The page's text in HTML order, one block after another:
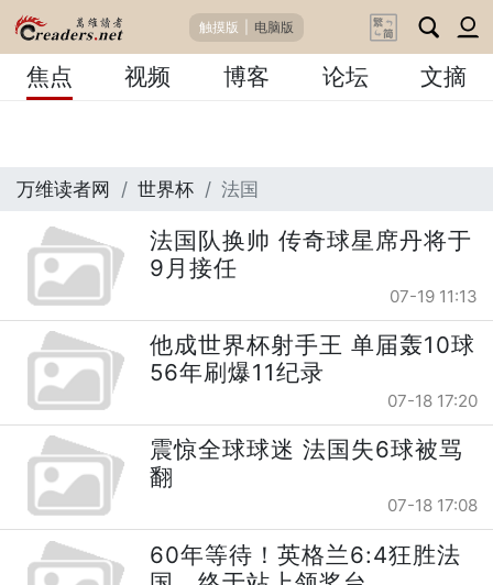
触摸版 电脑版
焦点 视频 博客 论坛 文摘
万维读者网 世界杯 法国
法国队换帅 传奇球星席丹将于
9月接任
07-19 11:13
他成世界杯射手王 单届轰10球
56年刷爆11纪录
07-18 17:20
震惊全球球迷 法国失6球被骂
翻
07-18 17:08
60年等待！英格兰6:4狂胜法